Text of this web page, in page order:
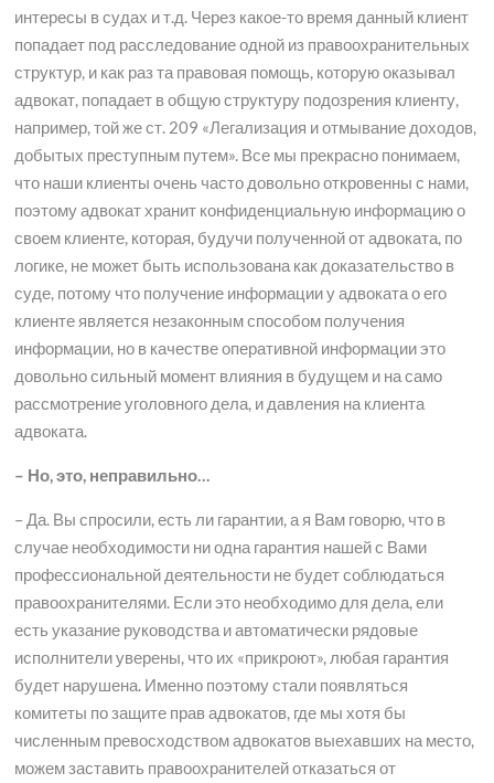
интересы в судах и т.д. Через какое-то время данный клиент
попадает под расследование одной из правоохранительных
структур, и как раз та правовая помощь, которую оказывал
адвокат, попадает в общую структуру подозрения клиенту,
например, той же ст. 209 «Легализация и отмывание доходов,
добытых преступным путем». Все мы прекрасно понимаем,
что наши клиенты очень часто довольно откровенны с нами,
поэтому адвокат хранит конфиденциальную информацию о
своем клиенте, которая, будучи полученной от адвоката, по
логике, не может быть использована как доказательство в
суде, потому что получение информации у адвоката о его
клиенте является незаконным способом получения
информации, но в качестве оперативной информации это
довольно сильный момент влияния в будущем и на само
рассмотрение уголовного дела, и давления на клиента
адвоката.
– Но, это, неправильно…
– Да. Вы спросили, есть ли гарантии, а я Вам говорю, что в
случае необходимости ни одна гарантия нашей с Вами
профессиональной деятельности не будет соблюдаться
правоохранителями. Если это необходимо для дела, ели
есть указание руководства и автоматически рядовые
исполнители уверены, что их «прикроют», любая гарантия
будет нарушена. Именно поэтому стали появляться
комитеты по защите прав адвокатов, где мы хотя бы
численным превосходством адвокатов выехавших на место,
можем заставить правоохранителей отказаться от